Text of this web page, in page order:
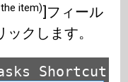
item)]フィール
クします。